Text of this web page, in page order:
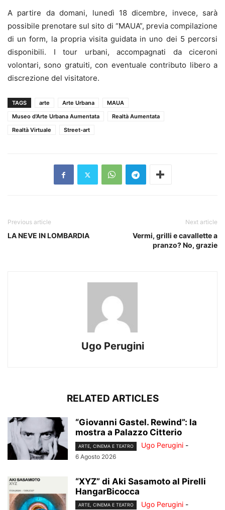
A partire da domani, lunedì 18 dicembre, invece, sarà
possibile prenotare sul sito di “MAUA”, previa compilazione
di un form, la propria visita guidata in uno dei 5 percorsi
disponibili. I tour urbani, accompagnati da ciceroni
volontari, sono gratuiti, con eventuale contributo libero a
discrezione del visitatore.
TAGS arte Arte Urbana
MAUA
Museo d'Arte Urbana Aumentata
Realtà Aumentata
Realtà Virtuale
Street-art
Previous article
LA NEVE IN LOMBARDIA
Next article
Vermi, grilli e cavallette a
pranzo? No, grazie
Ugo Perugini
RELATED ARTICLES
“Giovanni Gastel. Rewind”: la
mostra a Palazzo Citterio
ARTE, CINEMA E TEATRO Ugo Perugini -
6 Agosto 2026
“XYZ” di Aki Sasamoto al Pirelli
HangarBicocca
ARTE, CINEMA E TEATRO Ugo Perugini -